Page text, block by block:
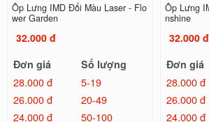
Ốp Lưng IMD Đổi Màu Laser - Flo
wer Garden
32.000 đ
Đơn giá
Số lượng
28.000 đ
5-19
26.000 đ
20-49
24.000 đ
50-100
Ốp Lưng
nshine
32.000 đ
Đơn giá
28.000 đ
26.000 đ
24.000 đ